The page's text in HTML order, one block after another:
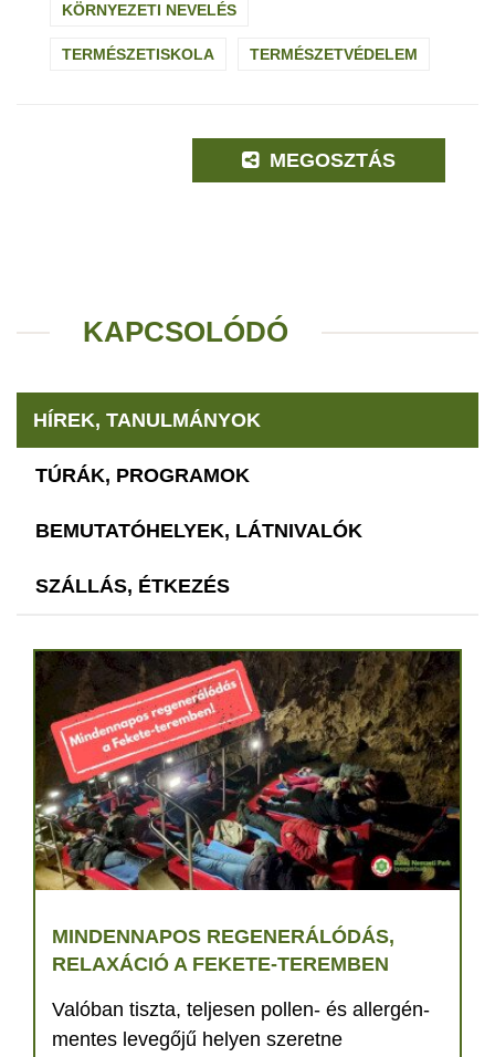
KÖRNYEZETI NEVELÉS
TERMÉSZETISKOLA TERMÉSZETVÉDELEM
MEGOSZTÁS
KAPCSOLÓDÓ
HÍREK, TANULMÁNYOK
TÚRÁK, PROGRAMOK
BEMUTATÓHELYEK, LÁTNIVALÓK
SZÁLLÁS, ÉTKEZÉS
MINDENNAPOS REGENERÁLÓDÁS,
RELAXÁCIÓ A FEKETE-TEREMBEN
Valóban tiszta, teljesen pollen- és allergén-
mentes levegőjű helyen szeretne